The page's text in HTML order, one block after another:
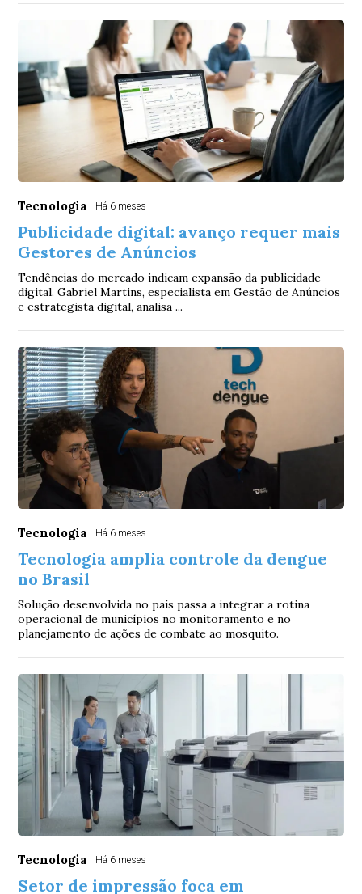
Tecnologia Há 6 meses
Publicidade digital: avanço requer mais
Gestores de Anúncios
Tendências do mercado indicam expansão da publicidade
digital. Gabriel Martins, especialista em Gestão de Anúncios
e estrategista digital, analisa ...
Tecnologia Há 6 meses
Tecnologia amplia controle da dengue
no Brasil
Solução desenvolvida no país passa a integrar a rotina
operacional de municípios no monitoramento e no
planejamento de ações de combate ao mosquito.
Tecnologia Há 6 meses
Setor de impressão foca em